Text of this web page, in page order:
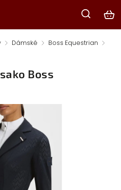
/ Dámské / Boss Equestrian /
Boss